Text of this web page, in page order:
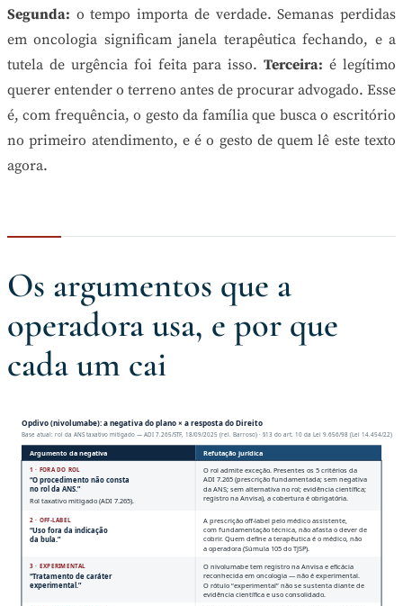
Segunda: o tempo importa de verdade. Semanas perdidas
em oncologia significam janela terapêutica fechando, e a
tutela de urgência foi feita para isso.Terceira: é legítimo
querer entender o terreno antes de procurar advogado. Esse
é, com frequência, o gesto da família que busca o escritório
no primeiro atendimento, e é o gesto de quem lê este texto
agora.
Os argumentos que a
operadora usa, e por que
cada um cai
Opdivo (nivolumabe): a negativa do plano × a resposta do Direito
Base atual: rol da ANS taxativo mitigado — ADI 7.265/STF, 18/09/2025 (rel. Barroso) · §13 do art. 10 da Lei 9.656/98 (Lei 14.454/22)
Argumento da negativa Refutação jurídica
1 · FORA DO ROL
“O procedimento não consta
no rol da ANS.”
Rol taxativo mitigado (ADI 7.265).
O rol admite exceção. Presentes os 5 critérios da
ADI 7.265 (prescrição fundamentada; sem negativa
da ANS; sem alternativa no rol; evidência científica;
registro na Anvisa), a cobertura é obrigatória.
2 · OFF-LABEL
“Uso fora da indicação
da bula.”
A prescrição off-label pelo médico assistente,
com fundamentação técnica, não afasta o dever de
cobrir. Quem define a terapêutica é o médico, não
a operadora (Súmula 105 do TJSP).
3 · EXPERIMENTAL
“Tratamento de caráter
experimental.”
O nivolumabe tem registro na Anvisa e eficácia
reconhecida em oncologia — não é experimental.
O rótulo “experimental” não se sustenta diante de
evidência científica e uso consolidado.